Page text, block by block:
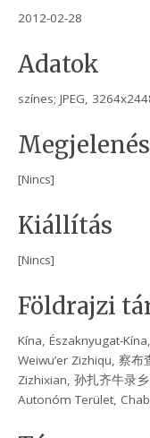
2012-02-28
Adatok
színes; JPEG,
Megjelenés
[Nincs]
Kiállítás
[Nincs]
Földrajzi
Kína, Északnyugat-
Weiwu’er Zizhiqu, 察
Zizhixian, 孙扎齐牛录
Autonóm Terület,